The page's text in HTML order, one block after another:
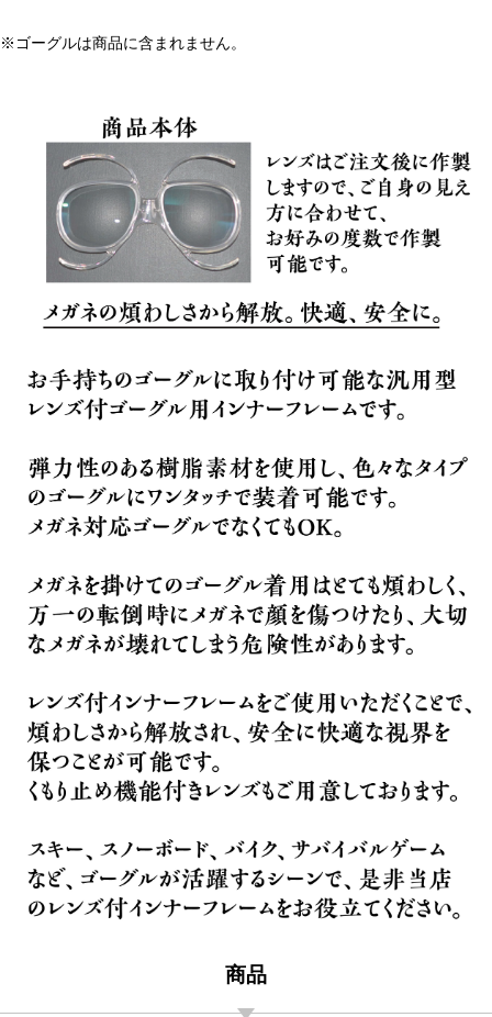
※ゴーグルは商品に含まれません。
商品